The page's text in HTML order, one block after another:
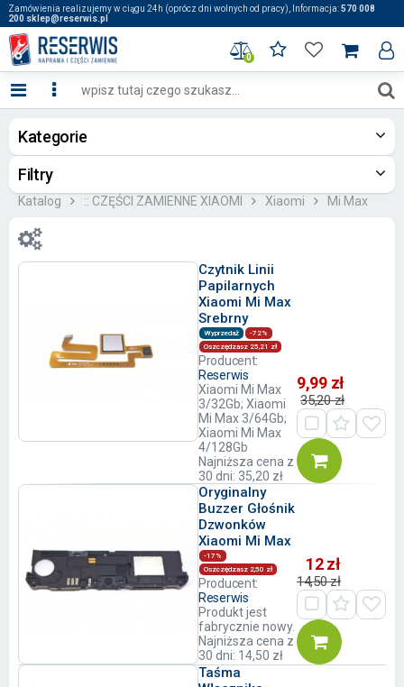
Zamówienia realizujemy w ciągu 24h (oprócz dni wolnych od pracy), Informacja:570 008
200 sklep@reserwis.pl
0
Kategorie
Filtry
Katalog :: CZĘŚCI ZAMIENNE XIAOMI Xiaomi Mi Max
Czytnik Linii
Papilarnych
Xiaomi Mi Max
Srebrny
Wyprzedaż
-72%
Oszczędzasz 25,21 zł
Producent:
Reserwis
Xiaomi Mi Max
3/32Gb; Xiaomi
Mi Max 3/64Gb;
Xiaomi Mi Max
4/128Gb
Najniższa cena z
30 dni: 35,20 zł
9,99 zł
35,20 zł
Oryginalny
Buzzer Głośnik
Dzwonków
Xiaomi Mi Max
-17%
Oszczędzasz 2,50 zł
Producent:
Reserwis
Produkt jest
fabrycznie nowy.
Najniższa cena z
30 dni: 14,50 zł
12 zł
14,50 zł
Taśma